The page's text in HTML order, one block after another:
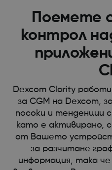
Поемете
контрол
Dexcom Clarity
за CGM на Dexcom,
посоки и тенденции
като е активирано,
от Вашето
за разчитане
информация, така